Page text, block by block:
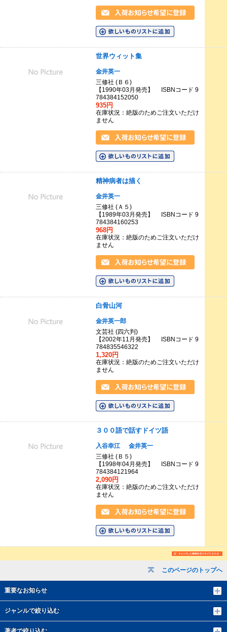
このページのトップへ
重要なお知らせ
ジャンルで絞り込む
世界ウィット集
金井英一
三修社 (Ｂ６)
【1990年03月発売】 ISBNコード 9
784384152050
935円
在庫状況：絶版のためご注文いただけ
ません
精神病者は描く
金井英一
三修社 (Ａ５)
【1989年03月発売】 ISBNコード 9
784384160253
968円
在庫状況：絶版のためご注文いただけ
ません
白骨山河
金井英一郎
文芸社 (四六判)
【2002年11月発売】 ISBNコード 9
784835546322
1,320円
在庫状況：絶版のためご注文いただけ
ません
３００語で話すドイツ語
入谷幸江
金井英一
三修社 (Ｂ５)
【1998年04月発売】 ISBNコード 9
784384121964
2,090円
在庫状況：絶版のためご注文いただけ
ません